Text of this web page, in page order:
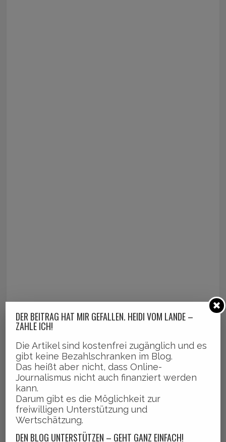
DER BEITRAG HAT MIR GEFALLEN. HEIDI VOM LANDE –
ZAHLE ICH!
Die Artikel sind kostenfrei zugänglich und es
gibt keine Bezahlschranken im Blog.
Das heißt aber nicht, dass Online-
Journalismus nicht auch finanziert werden
kann.
Darum gibt es die Möglichkeit zur
freiwilligen Unterstützung und
Wertschätzung.
DEN BLOG UNTERSTÜTZEN – GEHT GANZ EINFACH!